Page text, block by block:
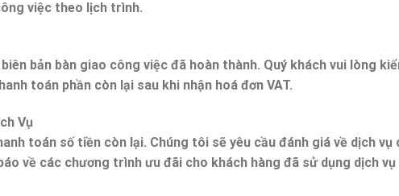
việc theo lịch trình.
bản bàn giao công việc đã hoàn thành. Quý khách vui lòng
toán phần còn lại sau khi nhận hoá đơn VAT.
Vụ
toán số tiền còn lại. Chúng tôi sẽ yêu cầu đánh giá về dịch vụ
về các chương trình ưu đãi cho khách hàng đã sử dụng dịch vụ